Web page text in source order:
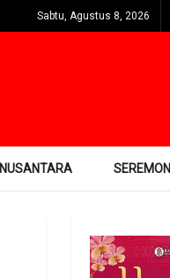
Sabtu, Agustus 8, 2026
NUSANTARA SEREMONI